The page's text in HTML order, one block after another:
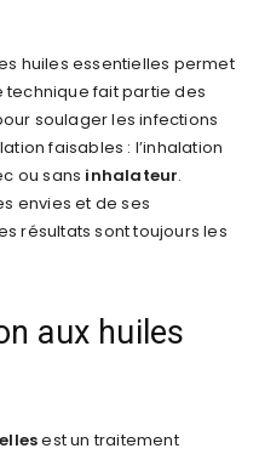
huiles essentielles permet
technique fait partie des
soulager les infections
faisables : l’inhalation
ou sans inhalateur.
envies et de ses
résultats sont toujours les
aux huiles
est un traitement